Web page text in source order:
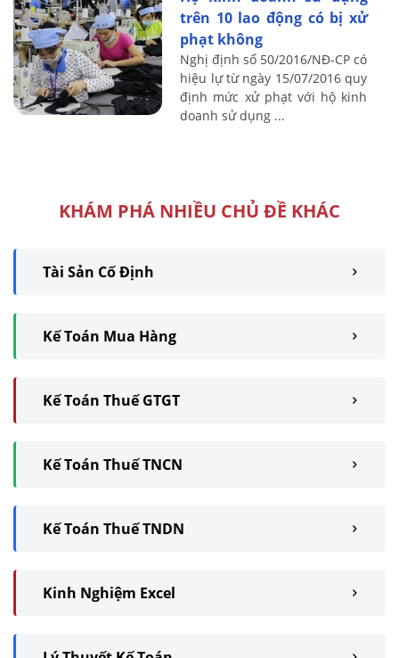
trên 10 lao động có bị xử
phạt không
Nghị định số 50/2016/NĐ-CP có
hiệu lự từ ngày 15/07/2016 quy
định mức xử phạt với hộ kinh
doanh sử dụng ...
KHÁM PHÁ NHIỀU CHỦ ĐỀ KHÁC
Tài Sản Cố Định
Kế Toán Mua Hàng
Kế Toán Thuế GTGT
Kế Toán Thuế TNCN
Kế Toán Thuế TNDN
Kinh Nghiệm Excel